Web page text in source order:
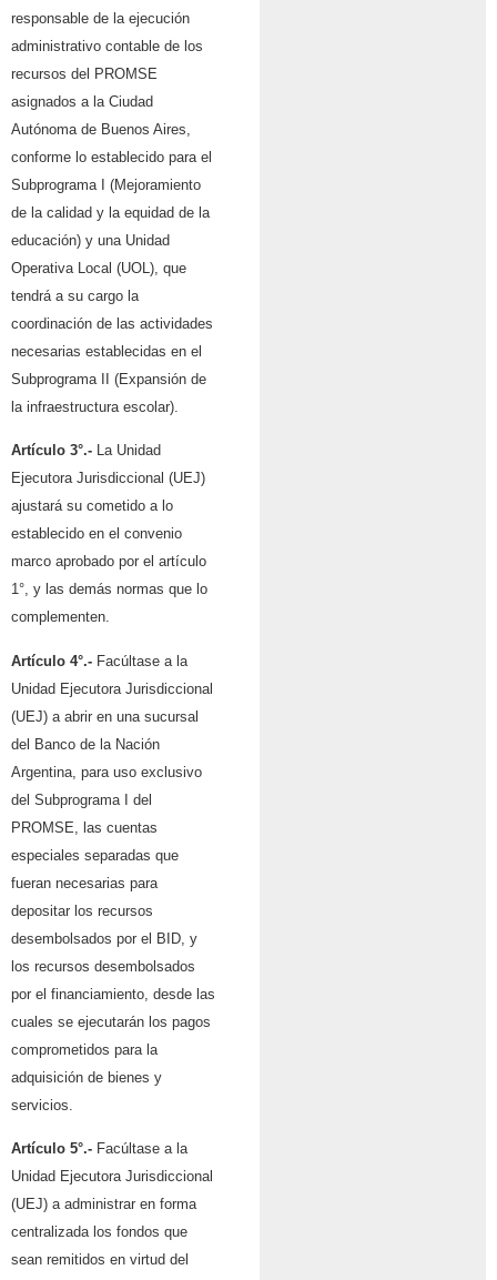
responsable de la ejecución
administrativo contable de los
recursos del PROMSE
asignados a la Ciudad
Autónoma de Buenos Aires,
conforme lo establecido para el
Subprograma I (Mejoramiento
de la calidad y la equidad de la
educación) y una Unidad
Operativa Local (UOL), que
tendrá a su cargo la
coordinación de las actividades
necesarias establecidas en el
Subprograma II (Expansión de
la infraestructura escolar).
Artículo 3°.- La Unidad
Ejecutora Jurisdiccional (UEJ)
ajustará su cometido a lo
establecido en el convenio
marco aprobado por el artículo
1°, y las demás normas que lo
complementen.
Artículo 4°.- Facúltase a la
Unidad Ejecutora Jurisdiccional
(UEJ) a abrir en una sucursal
del Banco de la Nación
Argentina, para uso exclusivo
del Subprograma I del
PROMSE, las cuentas
especiales separadas que
fueran necesarias para
depositar los recursos
desembolsados por el BID, y
los recursos desembolsados
por el financiamiento, desde las
cuales se ejecutarán los pagos
comprometidos para la
adquisición de bienes y
servicios.
Artículo 5°.- Facúltase a la
Unidad Ejecutora Jurisdiccional
(UEJ) a administrar en forma
centralizada los fondos que
sean remitidos en virtud del